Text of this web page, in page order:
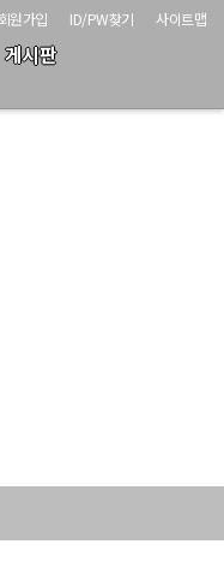
게시판
회원가입 ID/PW찾기 사이트맵